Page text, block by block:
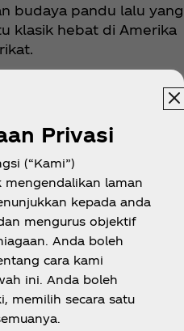
budaya pandu lalu yang
klasik hebat di Amerika
Privasi
(“Kami”)
mengendalikan laman
kepada anda
mengurus objektif
Anda boleh
cara kami
ini. Anda boleh
memilih secara satu